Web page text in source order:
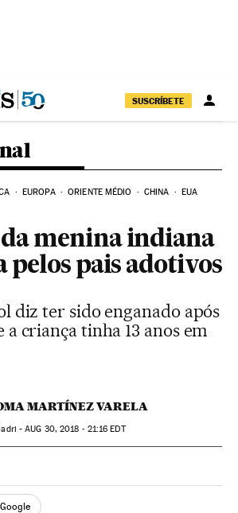
SUSCRÍBETE
EUROPA ORIENTE MÉDIO CHINA EUA
menina indiana
pelos pais adotivos
diz ter sido enganado após
criança tinha 13 anos em
MARTÍNEZ VARELA
-AUG 30, 2018 - 21:16 EDT
en TwitterRedes Sociales